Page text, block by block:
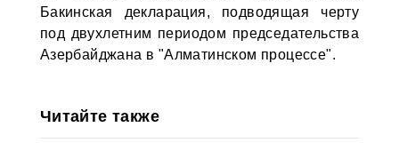
Бакинская декларация, подводящая черту
под двухлетним периодом председательства
Азербайджана в "Алматинском процессе".
Читайте также